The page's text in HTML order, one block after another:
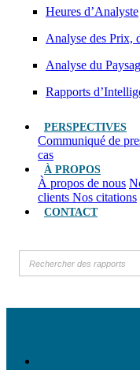
Heures d’Analyste
Analyse des Prix,
Analyse du
Rapports
PERSPECTIVES
Communiqué de
cas
À PROPOS
À propos de nous
clients Nos citations
CONTACT